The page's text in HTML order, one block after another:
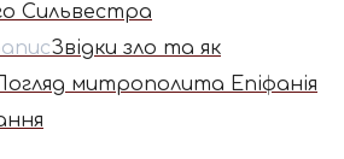
Сильвестра
Звідки зло та як
митрополита Епіфанія